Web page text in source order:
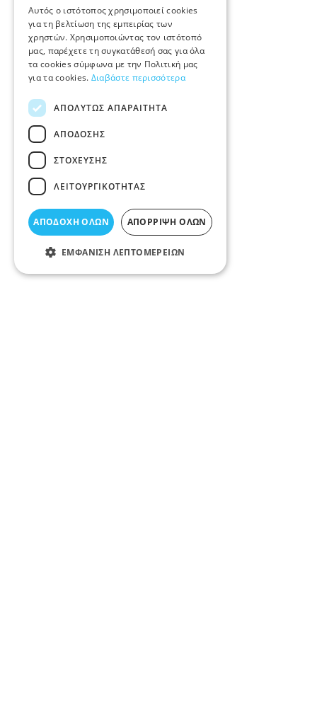
Αυτός ο ιστότοπος χρησιμοποιεί cookies
για τη βελτίωση της εμπειρίας των
χρηστών. Χρησιμοποιώντας τον ιστότοπό
μας, παρέχετε τη συγκατάθεσή σας για όλα
τα cookies σύμφωνα με την Πολιτική μας
για τα cookies. Διαβάστε περισσότερα
ΑΠΟΛΎΤΩΣ ΑΠΑΡΑΊΤΗΤΑ
ΑΠΌΔΟΣΗΣ
ΣΤΌΧΕΥΣΗΣ
ΛΕΙΤΟΥΡΓΙΚΌΤΗΤΑΣ
ΑΠΟΔΟΧΉ ΌΛΩΝ ΑΠΌΡΡΙΨΗ ΌΛΩΝ
ΕΜΦΆΝΙΣΗ ΛΕΠΤΟΜΕΡΕΙΏΝ